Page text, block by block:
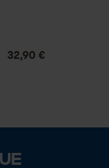
32,90 €